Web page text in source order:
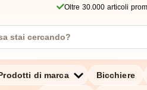
Oltre 30.000 articoli
di marca Bicchiere